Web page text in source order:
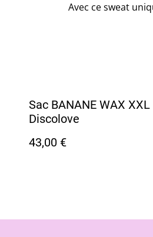
​Avec ce sweat
Sac BANANE WAX XXL
Discolove
43,00 €